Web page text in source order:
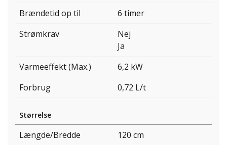
Brændetid op til
6 timer
Strømkrav
Nej
Ja
Varmeeffekt (Max.)
6,2 kW
Forbrug
0,72 L/t
Størrelse
Længde/Bredde
120 cm